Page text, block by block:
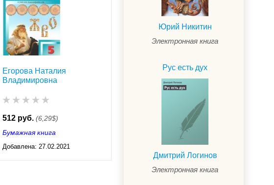
Егорова Наталия
Владимировна
512 руб. (6,29$)
Бумажная книга
Добавлена: 27.02.2021
03:26
Юрий Никитин
Электронная книга
Рус есть дух
Дмитрий Логинов
Электронная книга